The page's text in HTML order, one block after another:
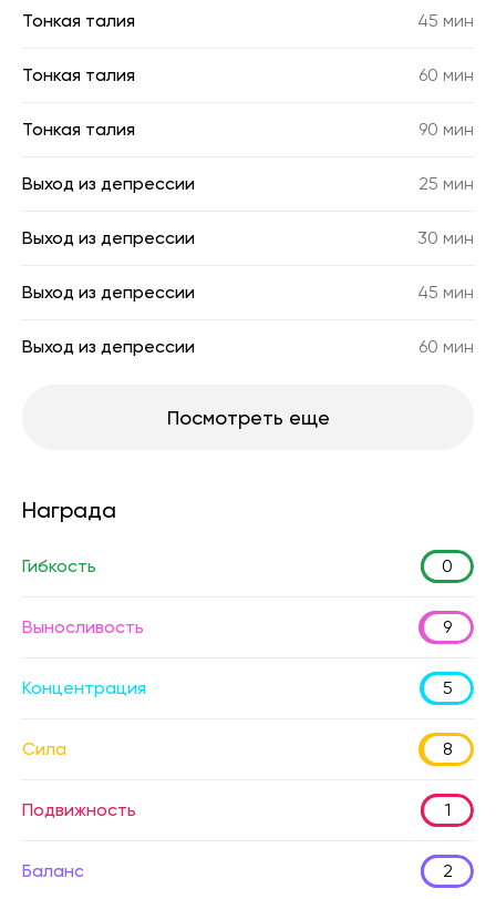
Тонкая талия 45 мин
Тонкая талия 60 мин
Тонкая талия 90 мин
Выход из депрессии 25 мин
Выход из депрессии 30 мин
Выход из депрессии 45 мин
Выход из депрессии 60 мин
Посмотреть еще
Награда
Гибкость 0
Выносливость 9
Концентрация 5
Сила 8
Подвижность 1
Баланс 2